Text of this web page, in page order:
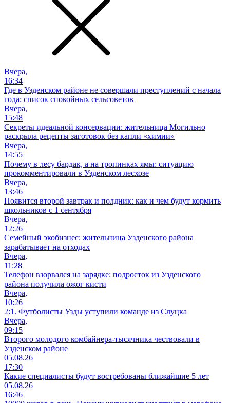
Вчера,
16:34
Где в Узденском районе не совершали преступлений с начала
года: список спокойных сельсоветов
Вчера,
15:48
Секреты идеальной консервации: жительница Могильно
раскрыла рецепты заготовок без капли «химии»
Вчера,
14:55
Почему в лесу бардак, а на тропинках ямы: ситуацию
прокомментировали в Узденском лесхозе
Вчера,
13:46
Появится второй завтрак и полдник: как и чем будут кормить
школьников с 1 сентября
Вчера,
12:26
Семейный экобизнес: жительница Узденского района
зарабатывает на отходах
Вчера,
11:28
Телефон взорвался на зарядке: подросток из Узденского
района получила ожог кисти
Вчера,
10:26
2:1. Футболисты Узды уступили команде из Слуцка
Вчера,
09:15
Второго молодого комбайнера-тысячника чествовали в
Узденском районе
05.08.26
17:30
Какие специалисты будут востребованы ближайшие 5 лет
05.08.26
16:46